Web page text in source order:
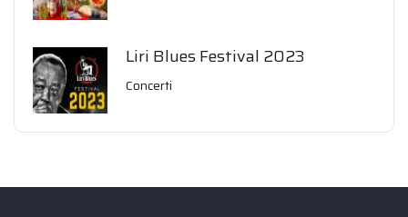
Liri Blues Festival 2023
Concerti